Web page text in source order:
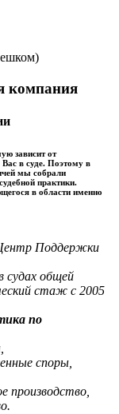
компания
зависит от
в суде. Поэтому в
мы собрали
практики.
в области именно
Поддержки
судах общей
стаж с 2005
по
споры,
производство,